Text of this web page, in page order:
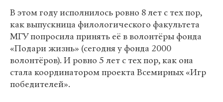
В этом году исполнилось ровно 8 лет с тех пор,
как выпускница филологического факультета
МГУ попросила принять её в волонтёры фонда
«Подари жизнь» (сегодня у фонда 2000
волонтёров). И ровно 5 лет с тех пор, как она
стала координатором проекта Всемирных «Игр
победителей».